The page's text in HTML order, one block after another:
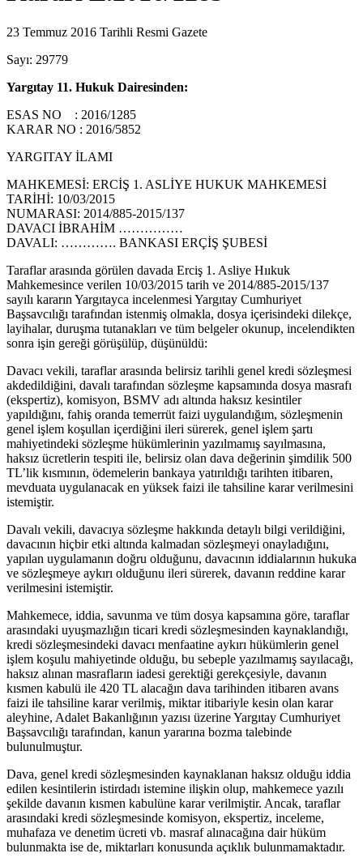
23 Temmuz 2016 Tarihli Resmi Gazete
Sayı: 29779
Yargıtay 11. Hukuk Dairesinden:
ESAS NO : 2016/1285
KARAR NO : 2016/5852
YARGITAY İLAMI
MAHKEMESİ: ERCİŞ 1. ASLİYE HUKUK MAHKEMESİ
TARİHİ: 10/03/2015
NUMARASI: 2014/885-2015/137
DAVACI İBRAHİM ……………
DAVALI: …………. BANKASI ERÇİŞ ŞUBESİ
Taraflar arasında görülen davada Erciş 1. Asliye Hııkuk
Mahkemesince verilen 10/03/2015 tarih ve 2014/885-2015/137
sayılı kararın Yargıtayca incelenmesi Yargıtay Cumhuriyet
Başsavcılığı tarafından istenmiş olmakla, dosya içerisindeki dilekçe,
layihalar, duruşma tutanakları ve tüm belgeler okunup, incelendikten
sonra işin gereği görüşülüp, düşünüldü:
Davacı vekili, taraflar arasında belirsiz tarihli genel kredi sözleşmesi
akdedildiğini, davalı tarafından sözleşme kapsamında dosya masrafı
(ekspertiz), komisyon, BSMV adı altında haksız kesintiler
yapıldığını, fahiş oranda temerrüt faizi uygulandığım, sözleşmenin
genel işlem koşullan içerdiğini ileri sürerek, genel işlem şartı
mahiyetindeki sözleşme hükümlerinin yazılmamış sayılmasına,
haksız ücretlerin tespiti ile, belirsiz olan dava değerinin şimdilik 500
TL’lik kısmının, ödemelerin bankaya yatırıldığı tarihten itibaren,
mevduata uygulanacak en yüksek faizi ile tahsiline karar verilmesini
istemiştir.
Davalı vekili, davacıya sözleşme hakkında detaylı bilgi verildiğini,
davacının hiçbir etki altında kalmadan sözleşmeyi onayladığını,
yapılan uygulamanın doğru olduğunu, davacının iddialarının hukuka
ve sözleşmeye aykırı olduğunu ileri sürerek, davanın reddine karar
verilmesini istemiştir.
Mahkemece, iddia, savunma ve tüm dosya kapsamına göre, taraflar
arasındaki uyuşmazlığın ticari kredi sözleşmesinden kaynaklandığı,
kredi sözleşmesindeki davacı menfaatine aykırı hükümlerin genel
işlem koşulu mahiyetinde olduğu, bu sebeple yazılmamış sayılacağı,
haksız alınan masrafların iadesi gerektiği gerekçesiyle, davanın
kısmen kabulü ile 420 TL alacağın dava tarihinden itibaren avans
faizi ile tahsiline karar verilmiş, miktar itibariyle kesin olan karar
aleyhine, Adalet Bakanlığının yazısı üzerine Yargıtay Cumhuriyet
Başsavcılığı tarafından, kanun yararına bozma talebinde
bulunulmuştur.
Dava, genel kredi sözleşmesinden kaynaklanan haksız olduğu iddia
edilen kesintilerin istirdadı istemine ilişkin olup, mahkemece yazılı
şekilde davanın kısmen kabulüne karar verilmiştir. Ancak, taraflar
arasındaki kredi sözleşmesinde komisyon, ekspertiz, inceleme,
muhafaza ve denetim ücreti vb. masraf alınacağına dair hüküm
bulunmakta ise de, miktarları konusunda açıklık bulunmamaktadır.